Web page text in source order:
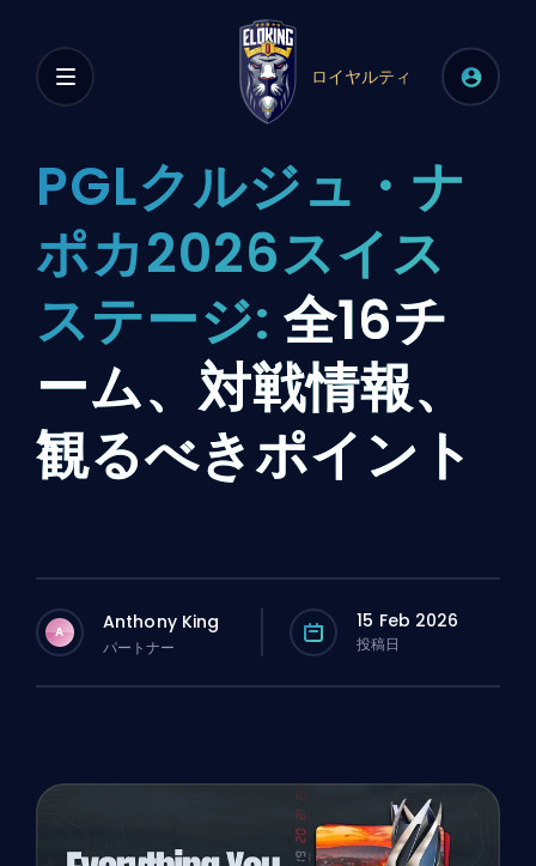
ロイヤルティ
PGLクルジュ・ナ
ポカ2026スイス
ステージ: 全16チ
ーム、対戦情報、
観るべきポイント
A Anthony King
パートナー
15 Feb 2026
投稿日